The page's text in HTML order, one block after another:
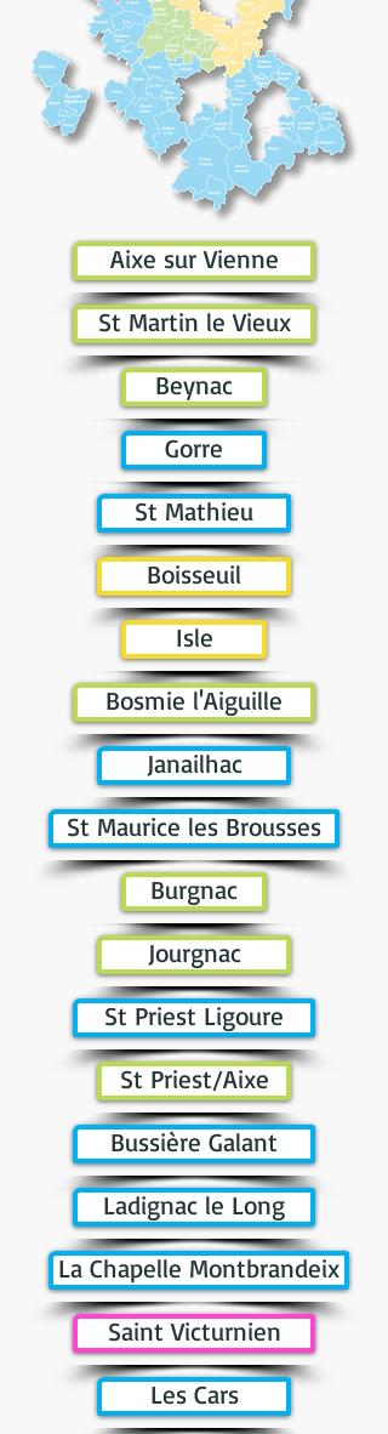
Aixe sur Vienne
St Martin le Vieux
Beynac
Gorre
St Mathieu
Boisseuil
Isle
Bosmie l'Aiguille
Janailhac
St Maurice les Brousses
Burgnac
Jourgnac
St Priest Ligoure
St Priest/Aixe
Bussière Galant
Ladignac le Long
La Chapelle Montbrandeix
Saint Victurnien
Les Cars